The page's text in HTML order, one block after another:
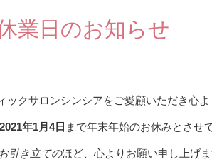
業日のお知らせ
ックサロンシンシアをご愛顧いただき心よ
年1月4日 まで年末年始のお休みとさせ
引き立てのほど、心よりお願い申し上げま